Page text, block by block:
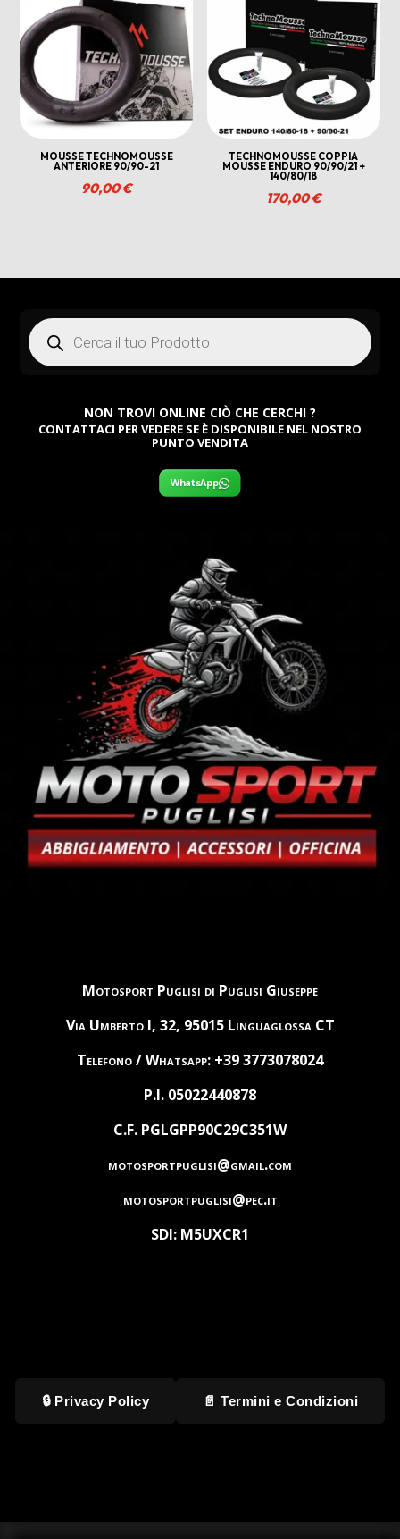
MOUSSE TECHNOMOUSSE
ANTERIORE 90/90-21
90,00€
TECHNOMOUSSE COPPIA
MOUSSE ENDURO 90/90/21 +
140/80/18
170,00€
Products
search
NON TROVI ONLINE CIÒ CHE CERCHI ?
CONTATTACI PER VEDERE SE È DISPONIBILE NEL NOSTRO
PUNTO VENDITA
WhatsApp
Motosport Puglisi di Puglisi Giuseppe
Via Umberto I, 32, 95015 Linguaglossa CT
Telefono / Whatsapp: +39 3773078024
P.I. 05022440878
C.F. PGLGPP90C29C351W
motosportpuglisi@gmail.com
motosportpuglisi@pec.it
SDI: M5UXCR1
🔒 Privacy Policy 📄 Termini e Condizioni